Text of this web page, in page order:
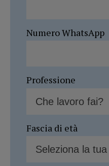
Numero WhatsApp
Professione
Fascia di età